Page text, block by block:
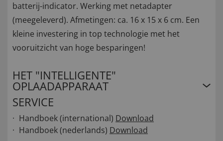
batterij-indicator. Werking met netadapter
(meegeleverd). Afmetingen: ca. 16 x 15 x 6 cm. Een
kleine investering in top technologie met het
vooruitzicht van hoge besparingen!
HET "INTELLIGENTE"
OPLAADAPPARAAT
SERVICE
Handboek (international) Download
Handboek (nederlands) Download